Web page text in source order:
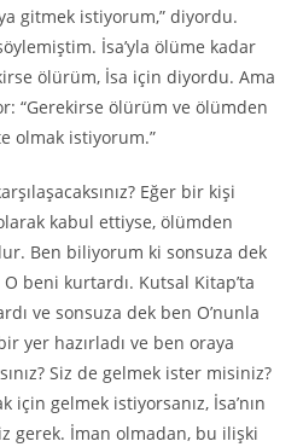
gitmek istiyorum,” diyordu.
İsa’yla ölüme kadar
ölürüm, İsa için diyordu. Ama
“Gerekirse ölürüm ve ölümden
olmak istiyorum.”
Eğer bir kişi
olarak kabul ettiyse, ölümden
Ben biliyorum ki sonsuza dek
O beni kurtardı. Kutsal Kitap’ta
ve sonsuza dek ben O’nunla
yer hazırladı ve ben oraya
Siz de gelmek ister misiniz?
için gelmek istiyorsanız, İsa’nın
gerek. İman olmadan, bu ilişki